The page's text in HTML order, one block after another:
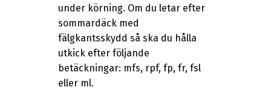
under körning. Om du letar efter
sommardäck med
fälgkantsskydd så ska du hålla
utkick efter följande
betäckningar: mfs, rpf, fp, fr, fsl
eller ml.